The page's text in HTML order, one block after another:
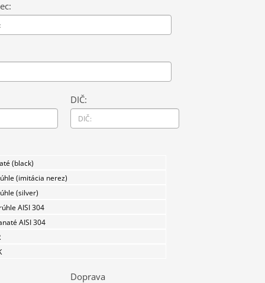
DIČ:
(black)
(imitácia nerez)
(silver)
AISI 304
AISI 304
Doprava